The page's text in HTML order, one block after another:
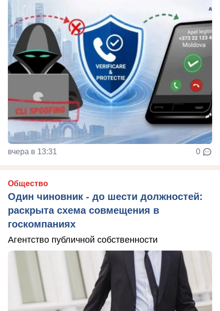
вчера в 13:31 0
Общество
Один чиновник - до шести должностей:
раскрыта схема совмещения в
госкомпаниях
Агентство публичной собственности